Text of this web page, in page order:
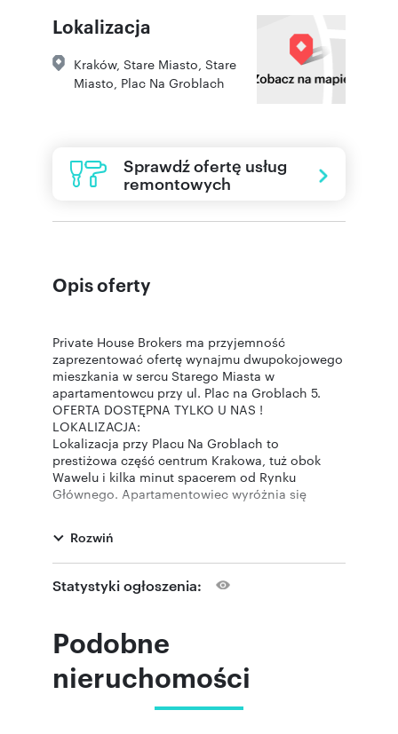
Lokalizacja
Kraków, Stare Miasto Stare
Miasto Plac Na Groblach
Sprawdź ofertę usług
remontowych
Opis oferty
Private House Brokers ma przyjemność
zaprezentować ofertę wynajmu dwupokojowego
mieszkania w sercu Starego Miasta w
apartamentowcu przy ul. Plac na Groblach 5.
OFERTA DOSTĘPNA TYLKO U NAS !
LOKALIZACJA:
Lokalizacja przy Placu Na Groblach to
prestiżowa część centrum Krakowa, tuż obok
Wawelu i kilka minut spacerem od Rynku
Głównego. Apartamentowiec wyróżnia się
prywatność w samym sercu miasta. W pobliżu
znajdują się restauracje, kawiarnie, sklepy oraz
tereny spacerowe nad Wisłą. Doskonała
komunikacja miejska zapewnia szybki dojazd do
Prezentowana nieruchomość liczy sobie około
aneksem kuchennym, łazienki oraz osobnej
zaprojektowane w przemyślany i ergonomiczny
Rozwiń
Statystyki ogłoszenia:
Podobne
nieruchomości